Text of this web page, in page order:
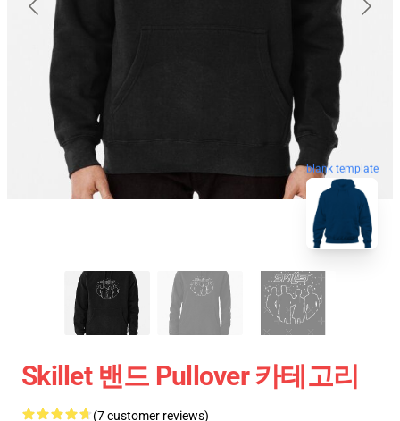
blank template
Skillet 밴드 Pullover 카테고리
(7 customer reviews)